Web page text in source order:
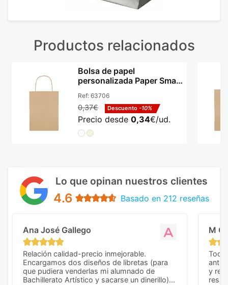
Productos relacionados
Bolsa de papel
personalizada Paper Small
Ref: 63706
0,37€ Descuento -10%
Precio desde 0,34€/ud.
Lo que opinan nuestros clientes
4.6 Basado en 212 reseñas
Ana José Gallego
Relación calidad-precio inmejorable.
Encargamos dos diseños de libretas (para
que pudiera venderlas mi alumnado de
Bachillerato Artístico y sacarse un dinerillo) y
M C
Todo
y